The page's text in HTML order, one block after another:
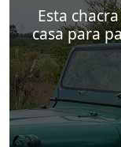
Lavalleja,
la ciudad de
Esta
casa para